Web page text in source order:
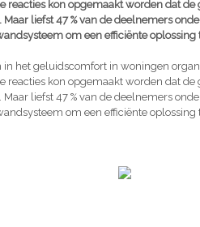
reacties kon opgemaakt worden dat
liefst 47 % van de deelnemers
om een efficiënte oplossing
het geluidscomfort in woningen
reacties kon opgemaakt worden dat
liefst 47 % van de deelnemers
om een efficiënte oplossing